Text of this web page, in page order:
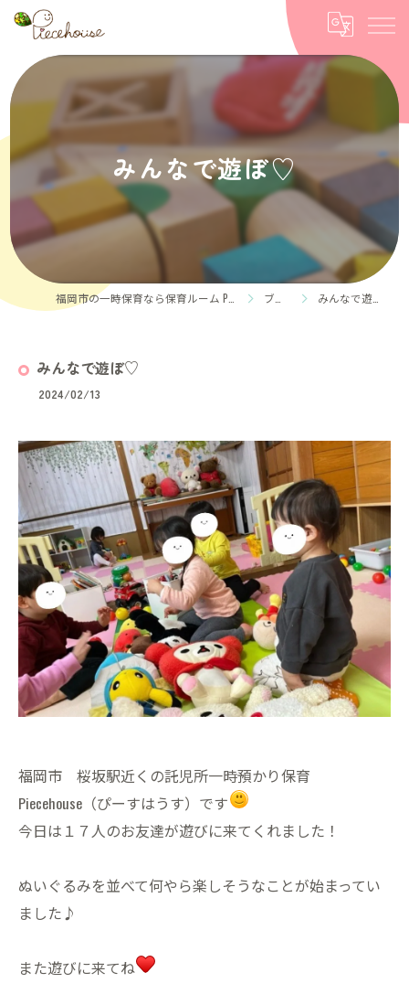
みんなで遊ぼ♡
ブログ みんなで遊ぼ♡
みんなで遊ぼ♡
2024/02/13
福岡市 桜坂駅近くの託児所一時預かり保育
Piecehouse（ぴーすはうす）です
今日は１７人のお友達が遊びに来てくれました！
ぬいぐるみを並べて何やら楽しそうなことが始まってい
ました♪
また遊びに来てね